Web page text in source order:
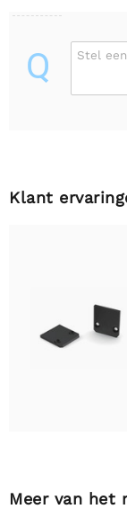
Q Stel
Klant
Meer van het